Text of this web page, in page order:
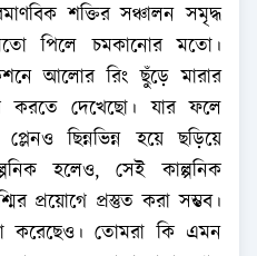
শক্তির সঞ্চালন সমৃদ্ধ
পিলে চমকানোর মতো।
আলোর রিং ছুঁড়ে মারার
করতে দেখেছো। যার ফলে
ছিন্নভিন্ন হয়ে ছড়িয়ে
হলেও, সেই কাল্পনিক
প্রয়োগে প্রস্তুত করা সম্ভব।
করেছেও। তোমরা কি এমন